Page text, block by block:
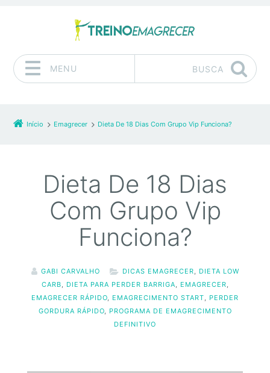
MENU BUSCA
Início Emagrecer Dieta De 18 Dias Com Grupo Vip Funciona?
Dieta De 18 Dias
Com Grupo Vip
Funciona?
GABI CARVALHO DICAS EMAGRECER
DIETA LOW
CARB
DIETA PARA PERDER BARRIGA EMAGRECER
EMAGRECER RÁPIDO
EMAGRECIMENTO START
PERDER
GORDURA RÁPIDO,
PROGRAMA DE EMAGRECIMENTO
DEFINITIVO